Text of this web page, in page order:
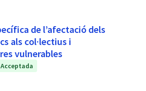
de l’afectació dels
als col·lectius i
vulnerables
Acceptada